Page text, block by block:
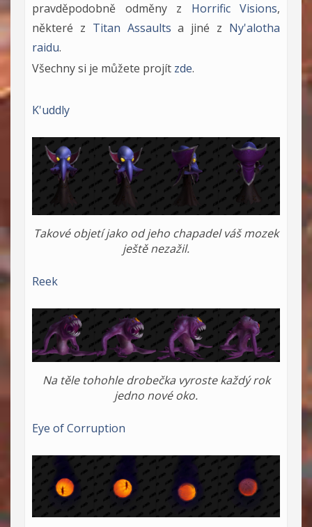
pravděpodobně odměny z Horrific Visions,
některé z Titan Assaults a jiné z Ny'alotha
raidu.
Všechny si je můžete projít zde.
K'uddly
Takové objetí jako od jeho chapadel váš mozek
ještě nezažil.
Reek
Na těle tohohle drobečka vyroste každý rok
jedno nové oko.
Eye of Corruption